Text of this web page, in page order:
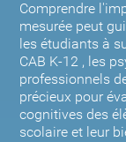
Comprendre
mesurée peut
les étudiants à
CAB K-12 , les
professionnels
précieux pour
cognitives des
scolaire et leur